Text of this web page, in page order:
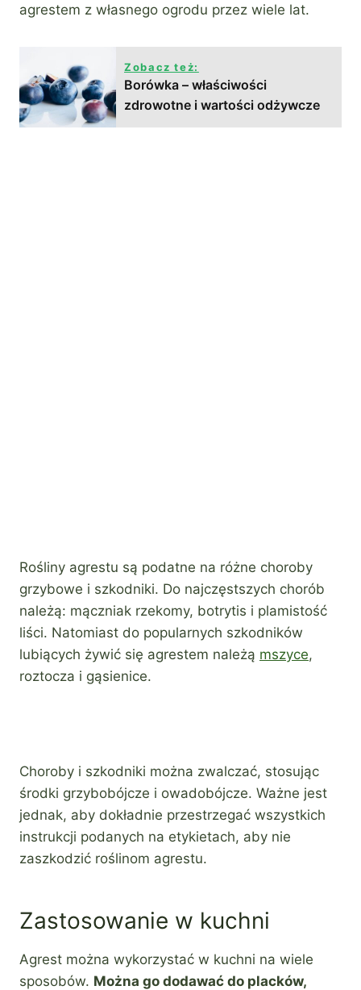
agrestem z własnego ogrodu przez wiele lat.
Zobacz też:
Borówka – właściwości
zdrowotne i wartości odżywcze
Rośliny agrestu są podatne na różne choroby
grzybowe i szkodniki. Do najczęstszych chorób
należą: mączniak rzekomy, botrytis i plamistość
liści. Natomiast do popularnych szkodników
lubiących żywić się agrestem należą mszyce,
roztocza i gąsienice.
Choroby i szkodniki można zwalczać, stosując
środki grzybobójcze i owadobójcze. Ważne jest
jednak, aby dokładnie przestrzegać wszystkich
instrukcji podanych na etykietach, aby nie
zaszkodzić roślinom agrestu.
Zastosowanie w kuchni
Agrest można wykorzystać w kuchni na wiele
sposobów. Można go dodawać do placków,